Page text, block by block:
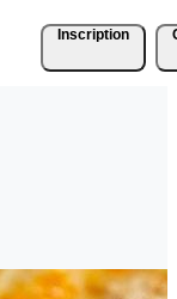
Inscription